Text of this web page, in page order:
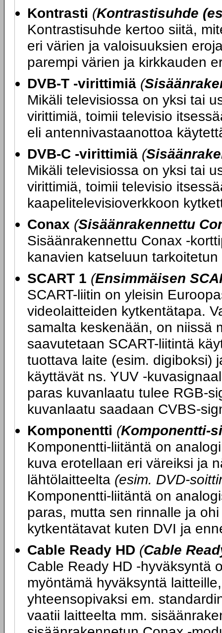
Kontrasti (Kontrastisuhde
Kontrastisuhde kertoo siitä,
eri värien ja valoisuuksien
parempi värien ja kirkkauden
DVB-T -virittimiä (
Mikäli televisiossa on yksi tai
virittimiä, toimii televisio
eli antennivastaanottoa
DVB-C -virittimiä (
Mikäli televisiossa on yksi tai
virittimiä, toimii televisio
kaapelitelevisioverkkoon
Conax (Sisäänrakennettu
Sisäänrakennettu Conax -
kanavien katseluun
SCART 1 (Ensimmäisen
SCART-liitin on yleisin
videolaitteiden kytkentätapa.
samalta keskenään, on niissä
saavutetaan SCART-liitintä
tuottava laite (esim. digiboksi)
käyttävät ns. YUV -
paras kuvanlaatu tulee RGB-
kuvanlaatu saadaan CVBS-
Komponentti (Komponentti-
Komponentti-liitäntä on
kuva erotellaan eri väreiksi ja
lähtölaitteelta (esim. DVD-
Komponentti-liitäntä on
paras, mutta sen rinnalle ja
kytkentätavat kuten DVI ja
Cable Ready HD (Cable
Cable Ready HD -hyväksyntä
myöntämä hyväksyntä
yhteensopivaksi em.
vaatii laitteelta mm.